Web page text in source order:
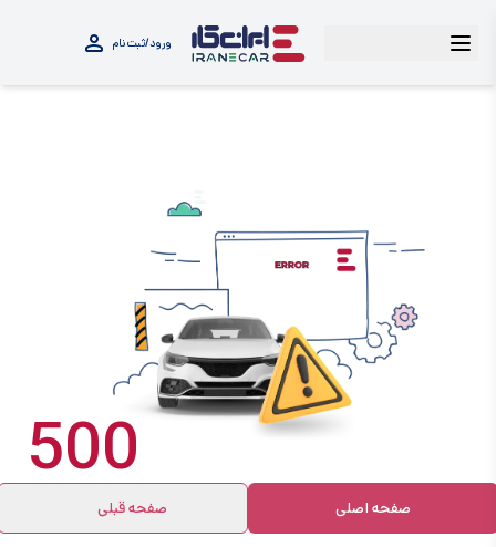
ورود/ثبت‌نام
500
صفحه اصلی صفحه قبلی